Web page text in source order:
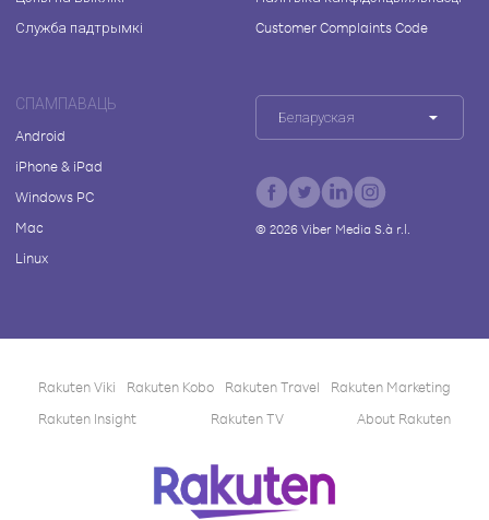
Служба падтрымкі
Customer Complaints Code
СПАМПАВАЦЬ
Android
iPhone & iPad
Windows PC
Mac
Linux
Беларуская
© 2026Viber Media S.à r.l.
Rakuten Viki Rakuten Kobo Rakuten Travel
Rakuten Marketing
Rakuten Insight
Rakuten TV About Rakuten